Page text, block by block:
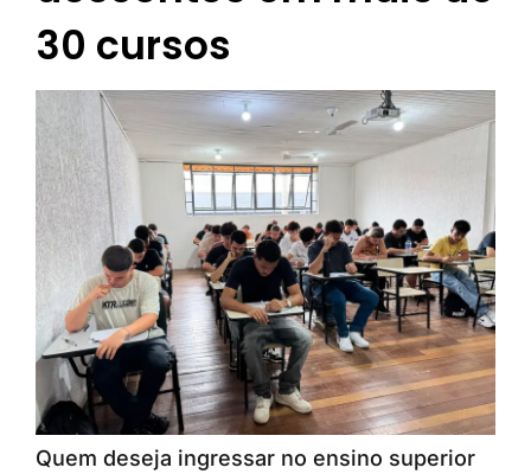
30 cursos
Quem deseja ingressar no ensino superior